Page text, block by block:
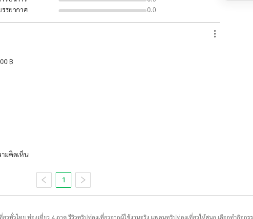
รยากาศ
0.0
฿
มคิดเห็น
1
วทั่วไทย ท่องเที่ยว 4 ภาค รีวิวทริปท่องเที่ยวจากผู้ใช้งานจริง แพลนทริปท่องเที่ยวให้สนุก เลือกทำกิจกร